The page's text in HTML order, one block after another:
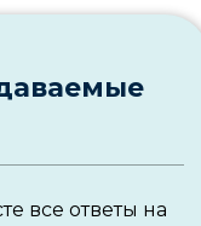
все ответы на